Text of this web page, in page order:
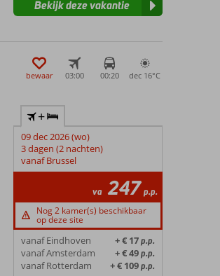
Bekijk deze vakantie
bewaar 03:00 00:20 dec 16°C
+
09 dec 2026 (wo)
3 dagen (2 nachten)
vanaf Brussel
va 247 p.p.
Nog 2 kamer(s) beschikbaar
op deze site
vanaf Eindhoven + € 17p.p.
vanaf Amsterdam + € 49p.p.
vanaf Rotterdam + € 109p.p.